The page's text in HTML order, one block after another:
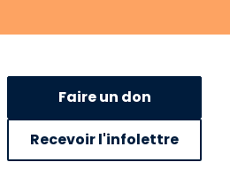
Faire un don
Recevoir l'infolettre